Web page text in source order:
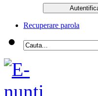
Recuperare parola